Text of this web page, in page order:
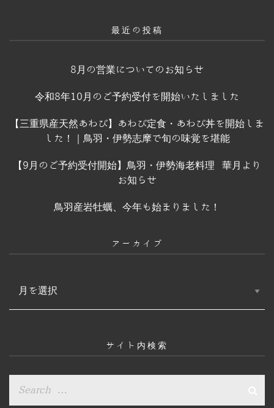
最近の投稿
8月の営業についてのお知らせ
令和8年10月のご予約受付を開始いたしました
【三重県産天然あわび】あわび定食・あわび丼を開始しま
した！｜鳥羽・伊勢志摩で旬の味覚を堪能
【9月のご予約受付開始】鳥羽・伊勢海老料理 華月より
お知らせ
鳥羽産岩牡蠣、今年も始まりました！
アーカイブ
カ
サイト内検索